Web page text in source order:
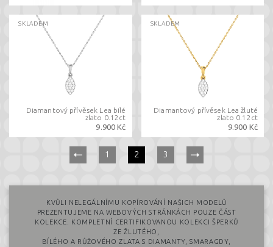
SKLADEM
Diamantový přívěsek Lea bílé
zlato 0.12ct
9.900 Kč
SKLADEM
Diamantový přívěsek Lea žluté
zlato 0.12ct
9.900 Kč
1 2 (current)
3
KVŮLI NELEGÁLNÍMU KOPÍROVÁNÍ NAŠICH MODELŮ
PREZENTUJEME NA WEBOVÝCH STRÁNKÁCH POUZE ČÁST
KOLEKCE. KOMPLETNÍ CERTIFIKOVANOU KOLEKCI ŠPERKŮ
ZE ŽLUTÉHO,
BÍLÉHO A RŮŽOVÉHO ZLATA S DIAMANTY, SMARAGDY,